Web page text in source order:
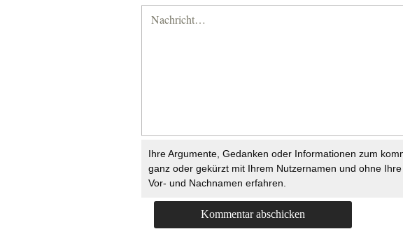
Ihre Argumente, Gedanken oder Informationen zum
ganz oder gekürzt mit Ihrem Nutzernamen und ohne
Vor- und Nachnamen erfahren.